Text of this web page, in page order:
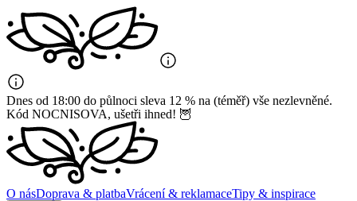
Dnes od 18:00 do půlnoci sleva 12 % na (téměř) vše nezlevněné.
Kód NOCNISOVA, ušetři ihned! 🦉
O násDoprava & platbaVrácení & reklamaceTipy & inspirace